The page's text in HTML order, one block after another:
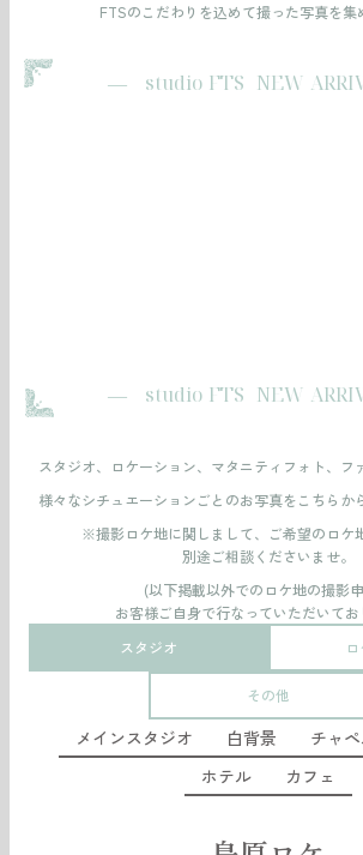
FTSのこだわりを込めて撮った写真を集
― studio FTS NEW
― studio FTS NEW
スタジオ、ロケーション、 マタニティフォト、フ
様々なシチュエーションごとのお写真をこちらか
※撮影ロケ地に関しまして、ご希望のロケ
別途ご相談くださいませ。
(以下掲載以外でのロケ地の撮影
お客様ご自身で行なっていただいて
スタジオ
その他
メインスタジオ 白背景 チャ
ホテル
カフェ